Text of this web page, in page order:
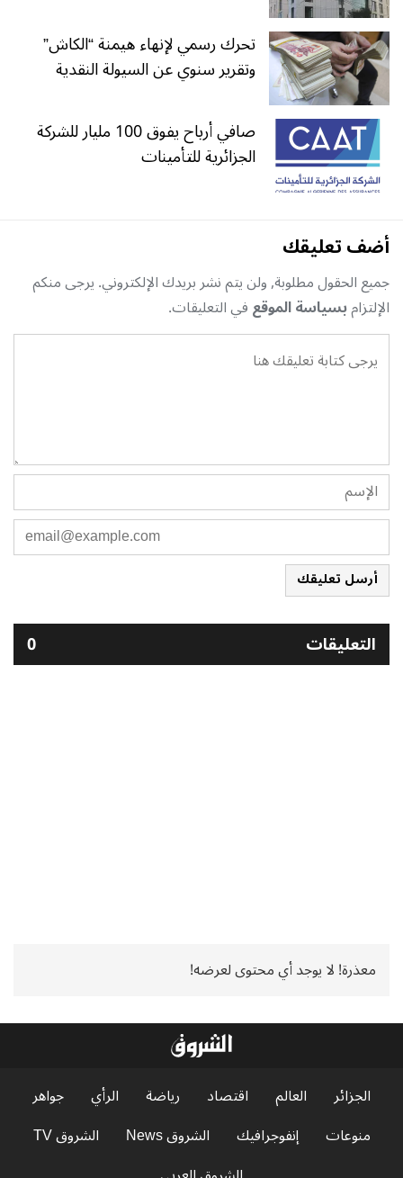
تحرك رسمي لإنهاء هيمنة “الكاش”
وتقرير سنوي عن السيولة النقدية
صافي أرباح يفوق 100 مليار للشركة
الجزائرية للتأمينات
أضف تعليقك
جميع الحقول مطلوبة, ولن يتم نشر بريدك الإلكتروني. يرجى منكم
الإلتزامبسياسة الموقعفي التعليقات.
أرسل تعليقك
التعليقات 0
معذرة! لا يوجد أي محتوى لعرضه!
الجزائر العالم اقتصاد رياضة الرأي
جواهر
منوعات
إنفوجرافيك الشروق News
الشروق TV